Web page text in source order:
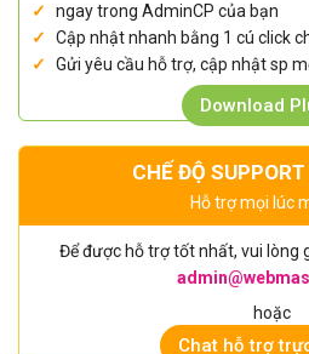
ngay trong AdminCP của bạn
Cập nhật nhanh bằng 1 cú click
Gửi yêu cầu hỗ trợ, cập nhật sp
Download
CHẾ ĐỘ
Hỗ trợ mọi lúc
Để được hỗ trợ tốt nhất, vui lòng
hoặc
Chat hỗ trợ